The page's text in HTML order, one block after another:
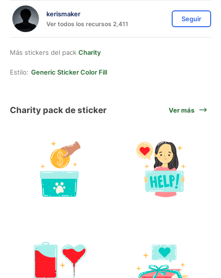
kerismaker
Ver todos los recursos 2,411
Seguir
Más stickers del pack Charity
Estilo: Generic Sticker Color Fill
Charity pack de sticker Ver más